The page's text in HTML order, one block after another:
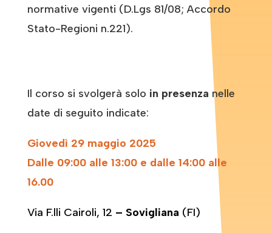
normative vigenti (D.Lgs 81/08; Accordo
Stato-Regioni n.221).
Il corso si svolgerà solo in presenza nelle
date di seguito indicate:
Giovedì 29 maggio 2025
Dalle 09:00 alle 13:00 e dalle 14:00 alle
16.00
Via F.lli Cairoli, 12 – Sovigliana (FI)